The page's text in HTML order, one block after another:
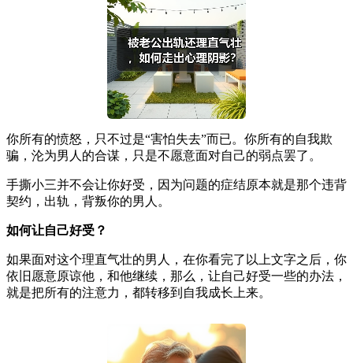
你所有的愤怒，只不过是“害怕失去”而已。你所有的自我欺
骗，沦为男人的合谋，只是不愿意面对自己的弱点罢了。
手撕小三并不会让你好受，因为问题的症结原本就是那个违背
契约，出轨，背叛你的男人。
如何让自己好受？
如果面对这个理直气壮的男人，在你看完了以上文字之后，你
依旧愿意原谅他，和他继续，那么，让自己好受一些的办法，
就是把所有的注意力，都转移到自我成长上来。